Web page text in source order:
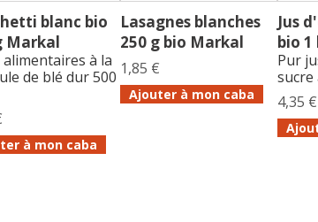
blanc bio
Markal
alimentaires à la
de blé dur 500
à mon caba
Lasagnes blanches
250 g bio Markal
1,85 €
Ajouter à mon caba
Jus
bio
Pur
4,35 €